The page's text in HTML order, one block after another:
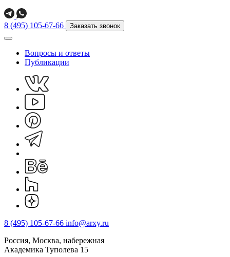
8 (495) 105-67-66 Заказать звонок
Вопросы и ответы
Публикации
8 (495) 105-67-66 info@arxy.ru
Россия, Москва, набережная
Академика Туполева 15